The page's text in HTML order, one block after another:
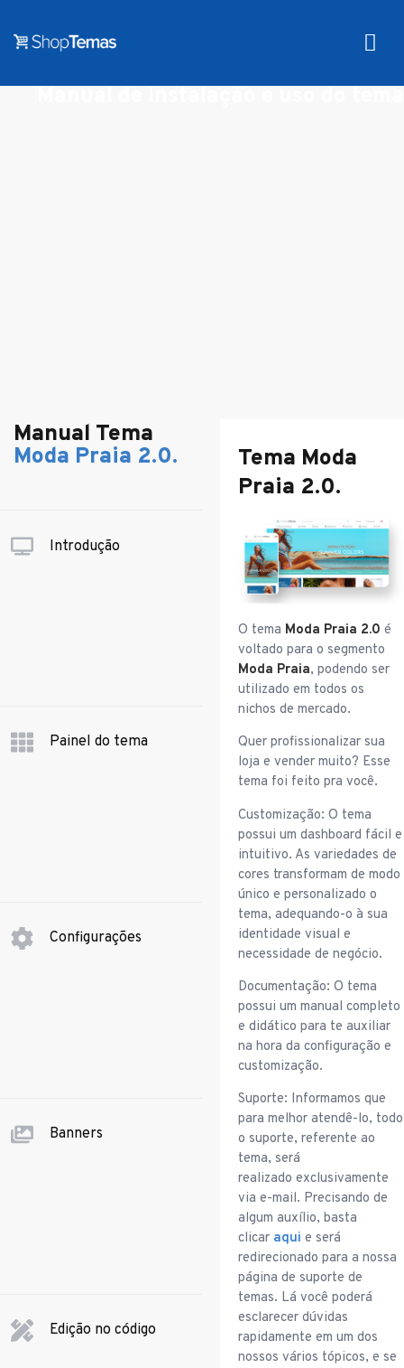
Manual Tema
Moda Praia 2.0.
Introdução
Painel do tema
Configurações
Banners
Edição no código
Tema Moda
Praia 2.0.
O tema Moda Praia 2.0 é
voltado para o segmento
Moda Praia, podendo ser
utilizado em todos os
nichos de mercado.
Quer profissionalizar sua
loja e vender muito? Esse
tema foi feito pra você.
Customização: O tema
possui um dashboard fácil e
intuitivo. As variedades de
cores transformam de modo
único e personalizado o
tema, adequando-o à sua
identidade visual e
necessidade de negócio.
Documentação: O tema
possui um manual completo
e didático para te auxiliar
na hora da configuração e
customização.
Suporte: Informamos que
para melhor atendê-lo, todo
o suporte, referente ao
tema, será
realizado exclusivamente
via e-mail. Precisando de
algum auxílio, basta
clicar aqui e será
redirecionado para a nossa
página de suporte de
temas. Lá você poderá
esclarecer dúvidas
rapidamente em um dos
nossos vários tópicos, e se